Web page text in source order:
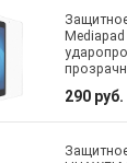
Mediapad
290 руб.